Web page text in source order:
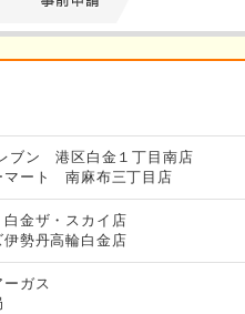
ブン 港区白金１丁目南店
マート 南麻布三丁目店
金ザ・スカイ店
伊勢丹高輪白金店
ーガス